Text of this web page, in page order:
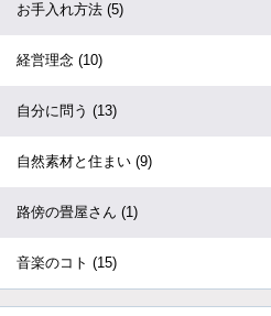
お手入れ方法 (5)
経営理念 (10)
自分に問う (13)
自然素材と住まい (9)
路傍の畳屋さん (1)
音楽のコト (15)